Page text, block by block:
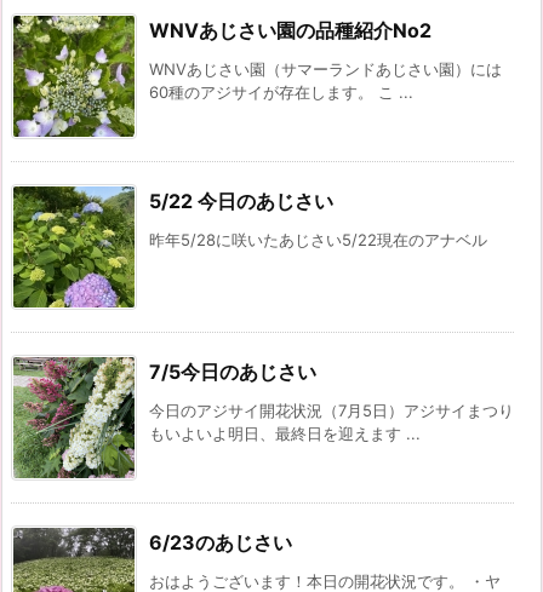
WNVあじさい園の品種紹介No2
WNVあじさい園（サマーランドあじさい園）には
60種のアジサイが存在します。 こ ...
5/22 今日のあじさい
昨年5/28に咲いたあじさい5/22現在のアナベル
7/5今日のあじさい
今日のアジサイ開花状況（7月5日）アジサイまつり
もいよいよ明日、最終日を迎えます ...
6/23のあじさい
おはようございます！本日の開花状況です。 ・ヤ